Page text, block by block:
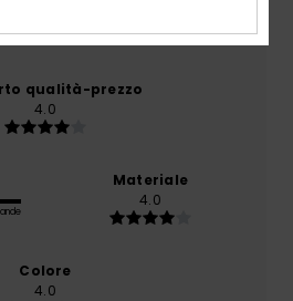
qualità-prezzo
4.0
Materiale
4.0
Colore
4.0